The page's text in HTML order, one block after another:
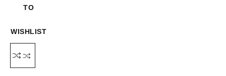
TO
WISHLIST